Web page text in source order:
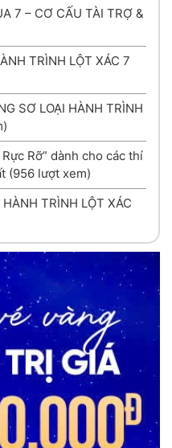
TRÌNH LỘT XÁC 7
Rỡ” dành cho các thí
(956 lượt xem)